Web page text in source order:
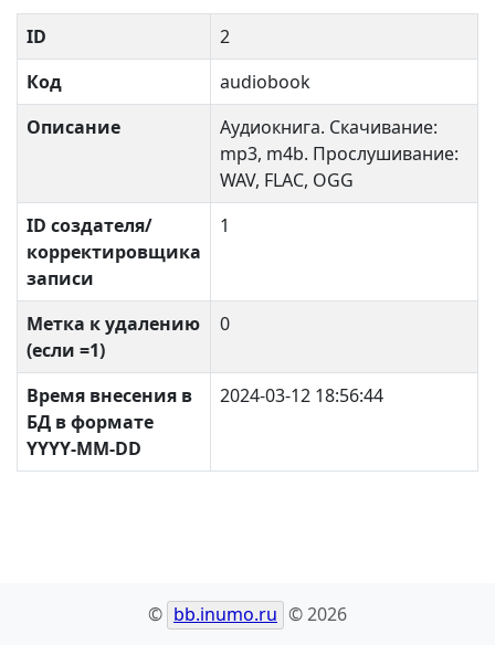
ID
2
Код
audiobook
Описание
Аудиокнига. Скачивание:
mp3, m4b. Прослушивание:
WAV, FLAC, OGG
ID создателя/
корректировщика
записи
1
Метка к удалению
(если =1)
0
Время внесения в
БД в формате
YYYY-MM-DD
2024-03-12 18:56:44
© bb.inumo.ru © 2026